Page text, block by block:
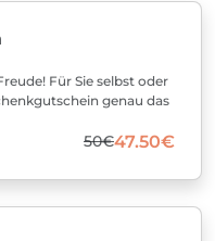
Für Sie selbst oder
genau das
50€47.50€